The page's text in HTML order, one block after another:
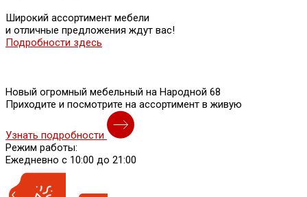
Широкий ассортимент мебели
и отличные предложения ждут вас!
Подробности здесь
Новый огромный мебельный на Народной 68
Приходите и посмотрите на ассортимент в живую
Узнать подробности
Режим работы:
Ежедневно с 10:00 до 21:00